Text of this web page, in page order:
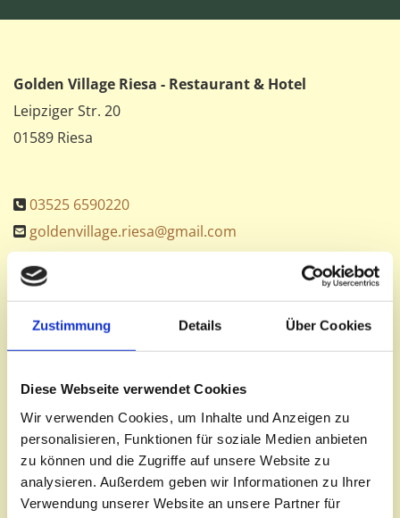
Zustimmung Details Über Cookies
Diese Webseite verwendet Cookies
Wir verwenden Cookies, um Inhalte und Anzeigen zu
personalisieren, Funktionen für soziale Medien anbieten
zu können und die Zugriffe auf unsere Website zu
analysieren. Außerdem geben wir Informationen zu Ihrer
Verwendung unserer Website an unsere Partner für
Golden Village Riesa - Restaurant & Hotel
Leipziger Str. 20
01589 Riesa
 03525 6590220
 goldenvillage.riesa@gmail.com
Inhaber/Geschäftsführer:
Binh Duong Nguyen
USt.-ID: DE345912170
zur Bei­le­gung von Strei­tig­kei­ten zwi­schen Un­ter­neh­
mern und Ver­brau­chern ge­schaf­fen. In­for­ma­tio­nen
dazu fin­den Sie unter
https://ec.europa.eu/consumers/odr/.